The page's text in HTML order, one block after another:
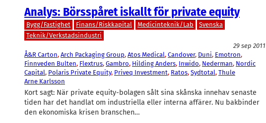
Analys: Börsspåret iskallt för private equity
Bygg/Fastighet Finans/Riskkapital Medicinteknik/Lab
Svenska
Teknik/Verkstadsindustri
29 sep 2011
Å&R Carton, Arch Packaging Group, Atos Medical, Candover, Duni, Emotron
Finnveden Bulten, Flextrus, Gambro, Hilding Anders, Inwido, Nederman, Nordic
Capital, Polaris Private Equity, Priveq Investment, Ratos, Sydtotal, Thule
Arne Karlsson
Kort sagt: När private equity-bolagen sålt sina skånska innehav senaste
tiden har det handlat om industriella eller interna affärer. Nu bakbinder
den ekonomiska krisen branschen…